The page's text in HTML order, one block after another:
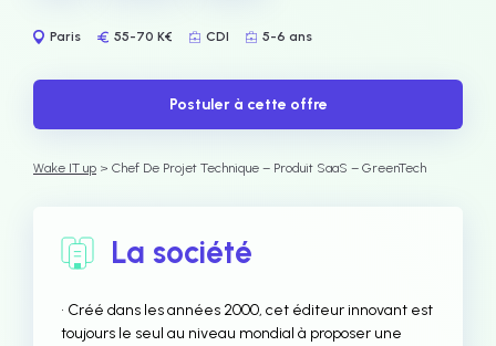
Paris 55-70 K€ CDI 5-6 ans
Postuler à cette offre
Wake IT up > Chef De Projet Technique – Produit SaaS – GreenTech
La société
• Créé dans les années 2000, cet éditeur innovant est
toujours le seul au niveau mondial à proposer une